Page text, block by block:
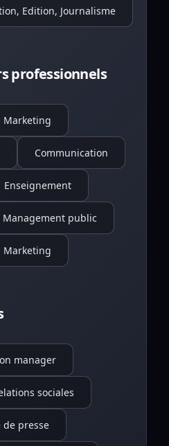
Edition, Journalisme
professionnels
Marketing
Communication
Enseignement
public
Marketing
manager
sociales
de presse